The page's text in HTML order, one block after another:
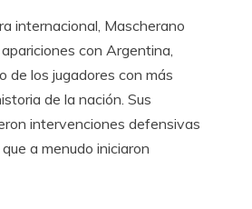
internacional, Mascherano
con Argentina,
de los jugadores con más
de la nación. Sus
intervenciones defensivas
a menudo iniciaron